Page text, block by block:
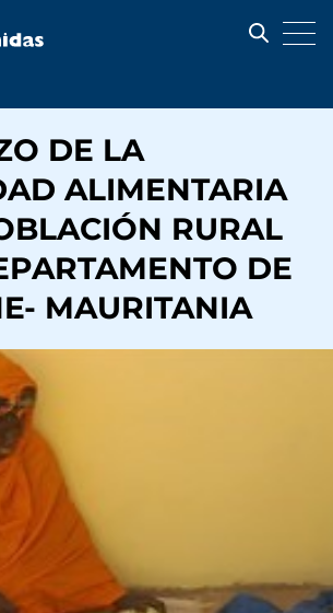
DE LA
ALIMENTARIA
RURAL
DE
MAURITANIA